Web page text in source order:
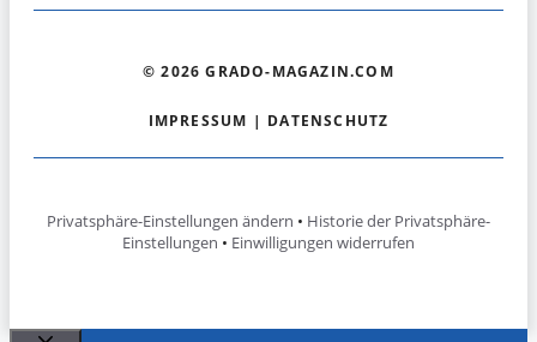
© 2026 GRADO-MAGAZIN.COM
IMPRESSUM | DATENSCHUTZ
Privatsphäre-Einstellungen ändern • Historie der Privatsphäre-
Einstellungen • Einwilligungen widerrufen